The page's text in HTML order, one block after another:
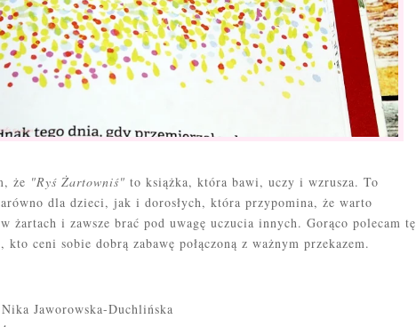
że "Ryś Żartowniś" to książka, która bawi, uczy i wzrusza. To
dla dzieci, jak i dorosłych, która przypomina, że warto
żartach i zawsze brać pod uwagę uczucia innych. Gorąco polecam tę
kto ceni sobie dobrą zabawę połączoną z ważnym przekazem.
Jaworowska-Duchlińska